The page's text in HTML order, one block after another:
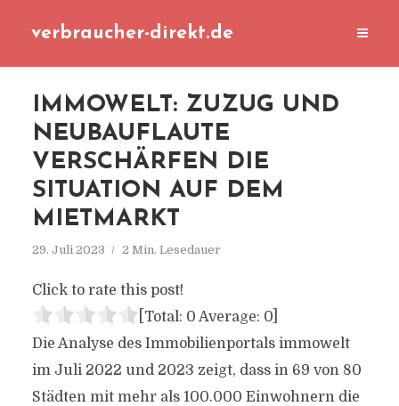
verbraucher-direkt.de
IMMOWELT: ZUZUG UND
NEUBAUFLAUTE
VERSCHÄRFEN DIE
SITUATION AUF DEM
MIETMARKT
29. Juli 2023 2 Min. Lesedauer
Click to rate this post!
[Total: 0 Average: 0]
Die Analyse des Immobilienportals immowelt
im Juli 2022 und 2023 zeigt, dass in 69 von 80
Städten mit mehr als 100.000 Einwohnern die